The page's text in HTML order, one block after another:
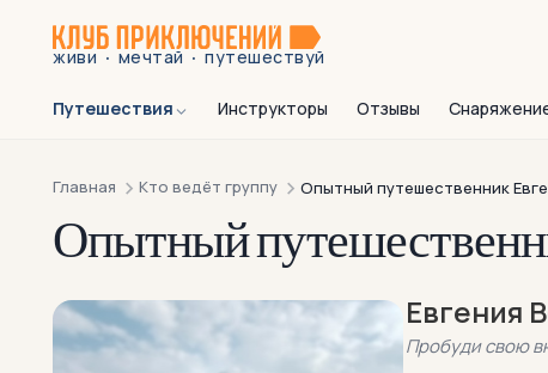
живи · мечтай · путешествуй
Путешествия Инструкторы Отзывы
Главная Кто ведёт группу Опытный путешественник
Опытный
Евгения
Пробуди свою